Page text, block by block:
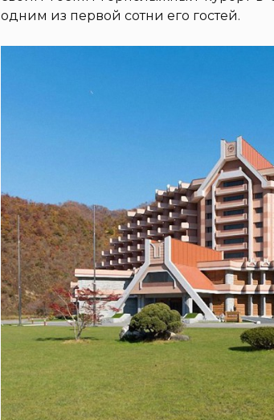
одним из первой сотни его гостей.